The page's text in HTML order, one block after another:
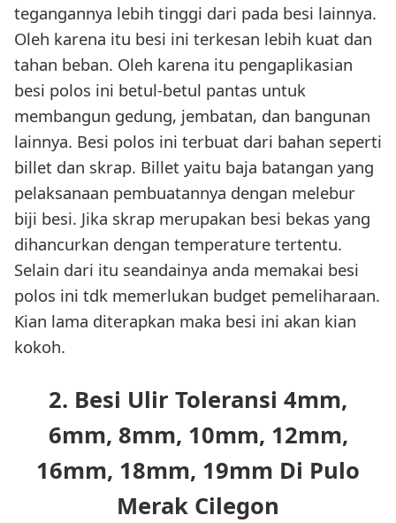
tegangannya lebih tinggi dari pada besi lainnya.
Oleh karena itu besi ini terkesan lebih kuat dan
tahan beban. Oleh karena itu pengaplikasian
besi polos ini betul-betul pantas untuk
membangun gedung, jembatan, dan bangunan
lainnya. Besi polos ini terbuat dari bahan seperti
billet dan skrap. Billet yaitu baja batangan yang
pelaksanaan pembuatannya dengan melebur
biji besi. Jika skrap merupakan besi bekas yang
dihancurkan dengan temperature tertentu.
Selain dari itu seandainya anda memakai besi
polos ini tdk memerlukan budget pemeliharaan.
Kian lama diterapkan maka besi ini akan kian
kokoh.
2. Besi Ulir Toleransi 4mm,
6mm, 8mm, 10mm, 12mm,
16mm, 18mm, 19mm Di Pulo
Merak Cilegon